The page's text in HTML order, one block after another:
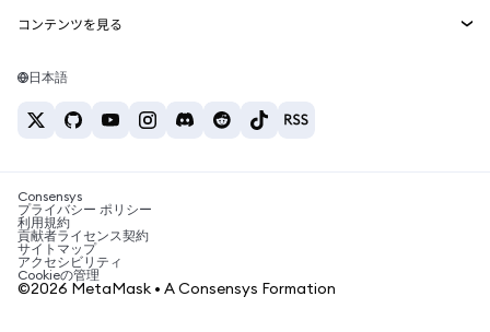
Web3サービス
サポート
キャリア
お問い合わせ
Tetherの価格
USDT→INR
BTC→INR
ETH→USDT
ETHの購入
USDTの購入
SHIBの購入
BNBの購入
コンテンツを見る
Solanaウォレット
税制関連ニュース
暗号資産の購入方法は？
ビットコインを売るには？
日本語
Consensys
プライバシー ポリシー
利用規約
貢献者ライセンス契約
サイトマップ
アクセシビリティ
Cookieの管理
©2026 MetaMask • A Consensys Formation